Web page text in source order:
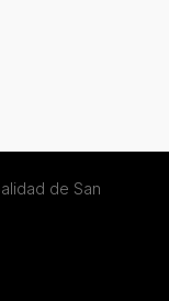
de San